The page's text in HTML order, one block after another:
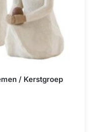
/ Kerstgroep